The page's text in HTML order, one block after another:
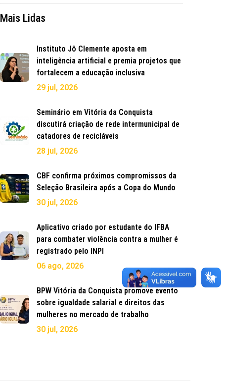
Mais Lidas
Instituto Jô Clemente aposta em
inteligência artificial e premia projetos que
fortalecem a educação inclusiva
29 jul, 2026
Seminário em Vitória da Conquista
discutirá criação de rede intermunicipal de
catadores de recicláveis
28 jul, 2026
CBF confirma próximos compromissos da
Seleção Brasileira após a Copa do Mundo
30 jul, 2026
Aplicativo criado por estudante do IFBA
para combater violência contra a mulher é
registrado pelo INPI
06 ago, 2026
BPW Vitória da Conquista promove evento
sobre igualdade salarial e direitos das
mulheres no mercado de trabalho
30 jul, 2026